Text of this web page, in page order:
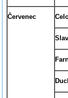
Červenec